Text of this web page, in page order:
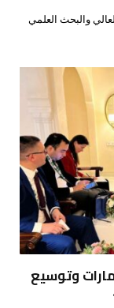
والبحث العلمي
وتوسيع